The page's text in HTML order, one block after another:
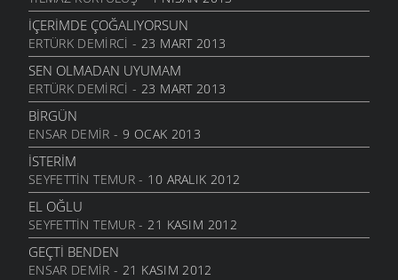
İÇERIMDE ÇOĞALIYORSUN
ERTÜRK DEMIRCI - 23 MART 2013
SEN OLMADAN UYUMAM
ERTÜRK DEMIRCI - 23 MART 2013
BIRGÜN
ENSAR DEMIR - 9 OCAK 2013
İSTERIM
SEYFETTIN TEMUR- 10 ARALIK 2012
EL OĞLU
SEYFETTIN TEMUR- 21 KASIM 2012
GEÇTI BENDEN
ENSAR DEMIR - 21 KASIM 2012